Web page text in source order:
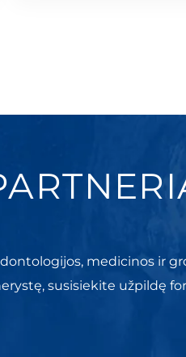
medicinos ir
susisiekite užpildę